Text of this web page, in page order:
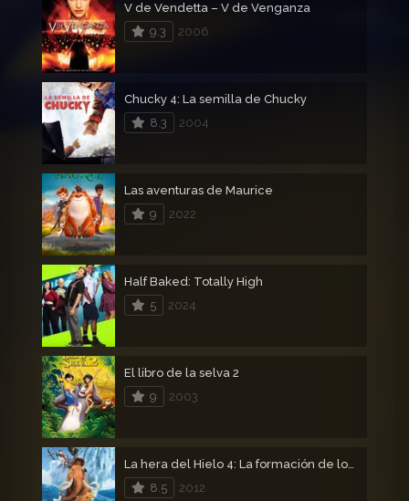
V de Vendetta – V de Venganza
9.3
2006
Chucky 4: La semilla de Chucky
8.3
2004
Las aventuras de Maurice
9
2022
Half Baked: Totally High
5
2024
El libro de la selva 2
9
2003
La hera del Hielo 4: La formación de los continentes – Ice Age 4
8.5
2012